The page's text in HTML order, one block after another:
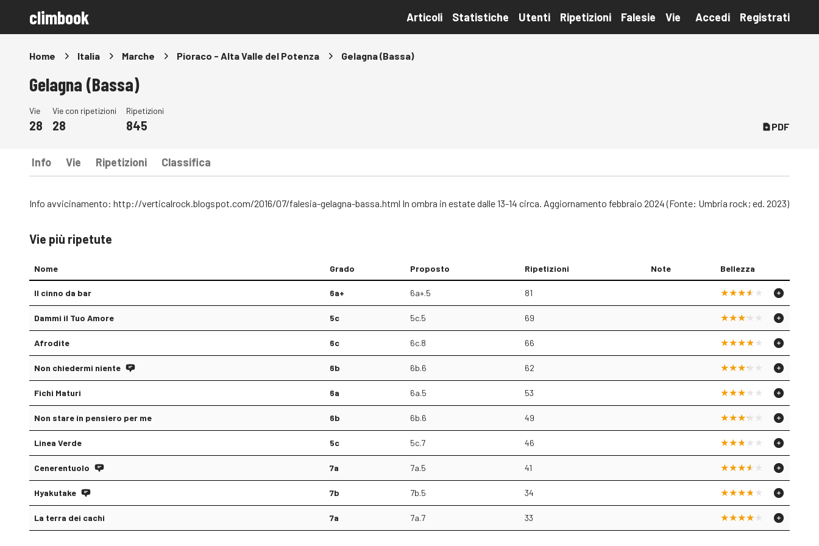
climbook Articoli Statistiche Utenti Ripetizioni Falesie Vie Accedi Registrati
Home Italia Marche Pioraco - Alta Valle del Potenza Gelagna (Bassa)
Gelagna (Bassa)
Vie
28
Vie con ripetizioni
28
Ripetizioni
845 PDF
Info Vie Ripetizioni Classifica
Info avvicinamento: http://verticalrock.blogspot.com/2016/07/falesia-gelagna-bassa.html In ombra in estate dalle 13-14 circa. Aggiornamento febbraio 2024 (Fonte: Umbria rock; ed. 2023)
Vie più ripetute
Nome Grado Proposto Ripetizioni Note Bellezza
Il cinno da bar 6a+ 6a+.5 81
Dammi il Tuo Amore 5c 5c.5 69
Afrodite 6c 6c.8 66
Non chiedermi niente 6b 6b.6 62
Fichi Maturi 6a 6a.5 53
Non stare in pensiero per me 6b 6b.6 49
Linea Verde 5c 5c.7 46
Cenerentuolo 7a 7a.5 41
Hyakutake 7b 7b.5 34
La terra dei cachi 7a 7a.7 33